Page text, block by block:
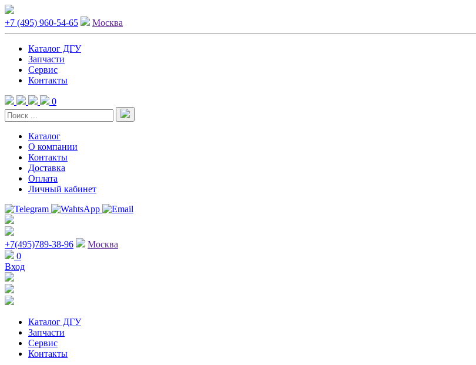
+7 (495) 960-54-65 Москва
Каталог ДГУ
Запчасти
Сервис
Контакты
0
Каталог
О компании
Контакты
Доставка
Оплата
Личный кабинет
+7(495)789-38-96
Москва
0
Вход
Каталог ДГУ
Запчасти
Сервис
Контакты